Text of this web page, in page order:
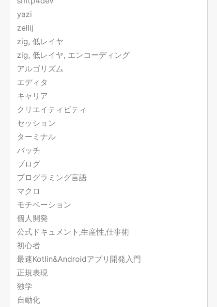
yazi
zellij
zig, 低レイヤ
zig, 低レイヤ, エンコーディング
アルゴリズム
エディタ
キャリア
クリエイティビティ
セッション
ターミナル
バッチ
ブログ
プログラミング言語
マクロ
モチベーション
個人開発
公式ドキュメント,生産性,仕事術
初心者
最速Kotlin&Androidアプリ開発入門
正規表現
独学
自動化